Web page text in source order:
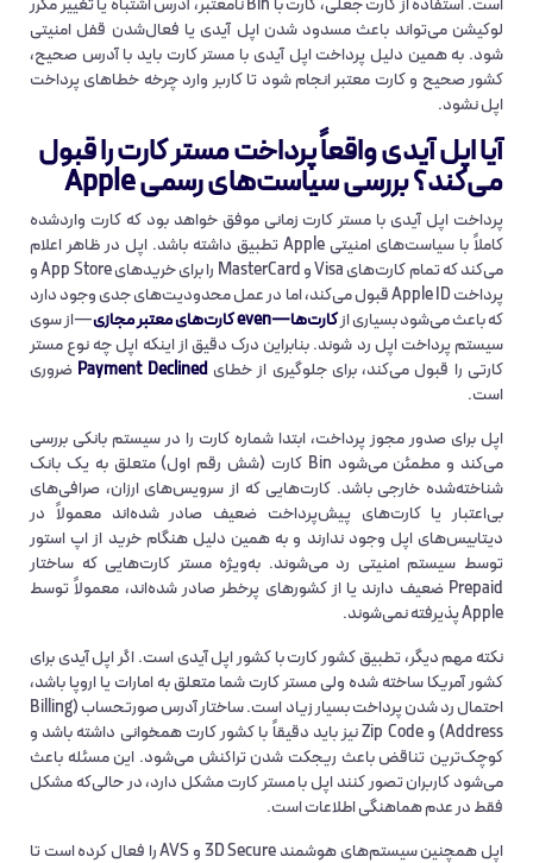
است. استفاده از کارت جعلی، کارت با Bin نامعتبر، آدرس اشتباه یا تغییر مکرر
لوکیشن می‌تواند باعث مسدود شدن اپل آیدی یا فعال‌شدن قفل امنیتی
شود. به همین دلیل پرداخت اپل آیدی با مستر کارت باید با آدرس صحیح،
کشور صحیح و کارت معتبر انجام شود تا کاربر وارد چرخه خطاهای پرداخت
اپل نشود.
آیا اپل آیدی واقعاً پرداخت مستر کارت را قبول
می‌کند؟ بررسی سیاست‌های رسمی Apple
پرداخت اپل آیدی با مستر کارت زمانی موفق خواهد بود که کارت واردشده
کاملاً با سیاست‌های امنیتی Apple تطبیق داشته باشد. اپل در ظاهر اعلام
می‌کند که تمام کارت‌های Visa و MasterCard را برای خریدهای App Store و
پرداخت Apple ID قبول می‌کند، اما در عمل محدودیت‌های جدی وجود دارد
که باعث می‌شود بسیاری ازکارت‌ها—even کارت‌های معتبر مجازی
—از سوی
سیستم پرداخت اپل رد شوند. بنابراین درک دقیق از اینکه اپل چه نوع مستر
کارتی را قبول می‌کند، برای جلوگیری از خطایPayment Declined ضروری
است.
اپل برای صدور مجوز پرداخت، ابتدا شماره کارت را در سیستم بانکی بررسی
می‌کند و مطمئن می‌شود Bin کارت (شش رقم اول) متعلق به یک بانک
شناخته‌شده خارجی باشد. کارت‌هایی که از سرویس‌های ارزان، صرافی‌های
بی‌اعتبار یا کارت‌های پیش‌پرداخت ضعیف صادر شده‌اند معمولاً در
دیتابیس‌های اپل وجود ندارند و به همین دلیل هنگام خرید از اپ استور
توسط سیستم امنیتی رد می‌شوند. به‌ویژه مستر کارت‌هایی که ساختار
Prepaid ضعیف دارند یا از کشورهای پرخطر صادر شده‌اند، معمولاً توسط
Apple پذیرفته نمی‌شوند.
نکته مهم دیگر، تطبیق کشور کارت با کشور اپل آیدی است. اگر اپل آیدی برای
کشور آمریکا ساخته شده ولی مستر کارت شما متعلق به امارات یا اروپا باشد،
احتمال رد شدن پرداخت بسیار زیاد است. ساختار آدرس صورتحساب (Billing
Address) و Zip Code نیز باید دقیقاً با کشور کارت همخوانی داشته باشد و
کوچک‌ترین تناقض باعث ریجکت شدن تراکنش می‌شود. این مسئله باعث
می‌شود کاربران تصور کنند اپل با مستر کارت مشکل دارد، در حالی‌که مشکل
فقط در عدم هماهنگی اطلاعات است.
اپل همچنین سیستم‌های هوشمند 3D Secure و AVS را فعال کرده است تا